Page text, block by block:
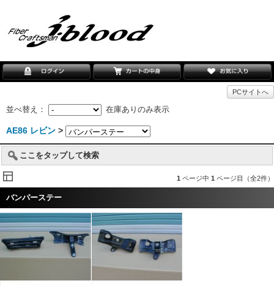
PCサイトへ
並べ替え： 在庫ありのみ表示
AE86 レビン >
ここをタップして検索
1 ページ中 1 ページ目（全2件）
バンパーステー